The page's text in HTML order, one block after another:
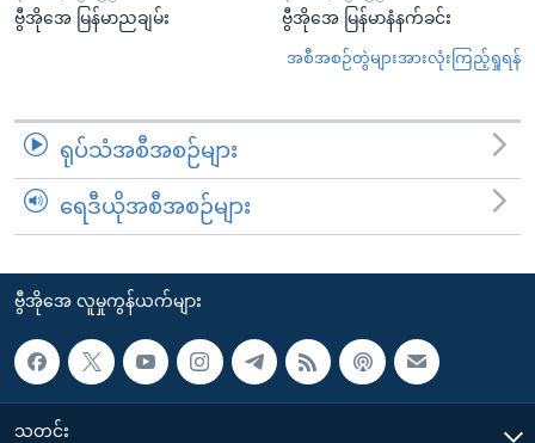
ဗွီအိုအေ မြန်မာညချမ်း ဗွီအိုအေ မြန်မာနံနက်ခင်း
အစီအစဉ်တွဲများအားလုံးကြည့်ရှုရန်
ရုပ်သံအစီအစဉ်များ
ရေဒီယိုအစီအစဉ်များ
ဗွီအိုအေ လူမှုကွန်ယက်များ
သတင်း